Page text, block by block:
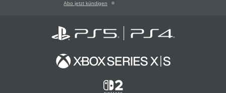
Abo jetzt kündigen